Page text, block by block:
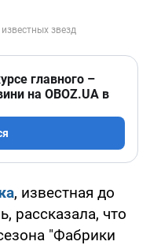
главного –
на OBOZ.UA в
, известная до
рассказала, что
"Фабрики